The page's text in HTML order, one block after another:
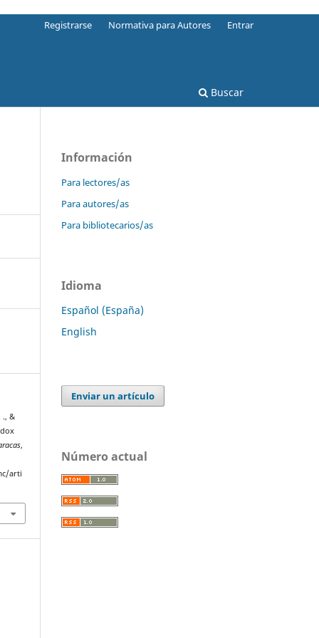
Buscar
Registrarse Normativa para Autores Entrar
., &
,
arti
Información
Para lectores/as
Para autores/as
Para bibliotecarios/as
Idioma
Español (España)
English
Enviar un artículo
Número actual